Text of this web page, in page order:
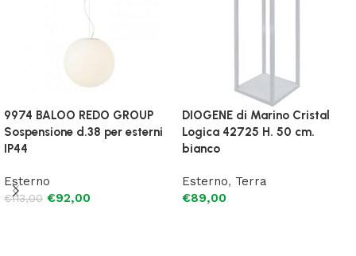
9974 BALOO REDO GROUP
Sospensione d.38 per esterni
IP44
Esterno
€113,00 €92,00
DIOGENE di Marino Cristal
Logica 42725 H. 50 cm.
bianco
Esterno, Terra
€89,00